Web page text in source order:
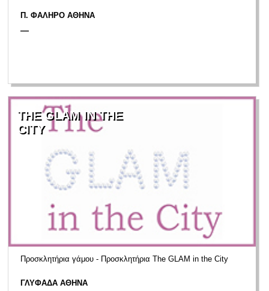
Π. ΦΑΛΗΡΟ ΑΘΗΝΑ
—
THE GLAM IN THE
CITY
Προσκλητήρια γάμου - Προσκλητήρια The GLAM in the City
ΓΛΥΦΑΔΑ ΑΘΗΝΑ